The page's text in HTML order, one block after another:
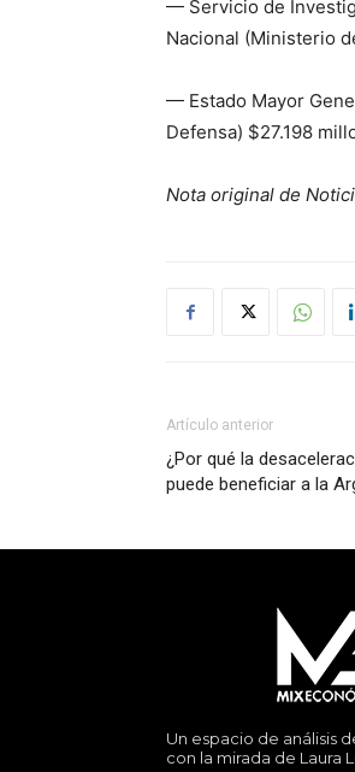
— Servicio de
Nacional (Ministerio
— Estado Mayor
Defensa) $27.198
Nota original de
Artículo anterior
¿Por qué la
puede beneficiar a la
Un espacio de análisis
con la mirada de Laura